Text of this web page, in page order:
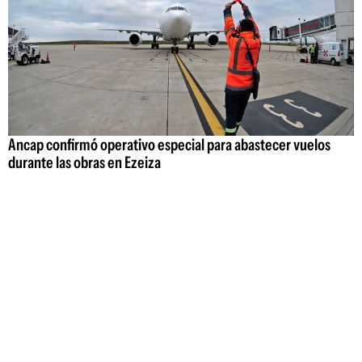
Ancap confirmó operativo especial para abastecer vuelos
durante las obras en Ezeiza